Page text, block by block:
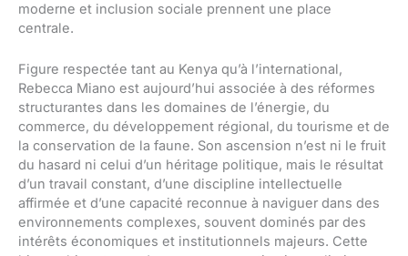
moderne et inclusion sociale prennent une place
centrale.
Figure respectée tant au Kenya qu’à l’international,
Rebecca Miano est aujourd’hui associée à des réformes
structurantes dans les domaines de l’énergie, du
commerce, du développement régional, du tourisme et de
la conservation de la faune. Son ascension n’est ni le fruit
du hasard ni celui d’un héritage politique, mais le résultat
d’un travail constant, d’une discipline intellectuelle
affirmée et d’une capacité reconnue à naviguer dans des
environnements complexes, souvent dominés par des
intérêts économiques et institutionnels majeurs. Cette